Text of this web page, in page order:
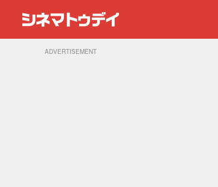
ADVERTISEMENT